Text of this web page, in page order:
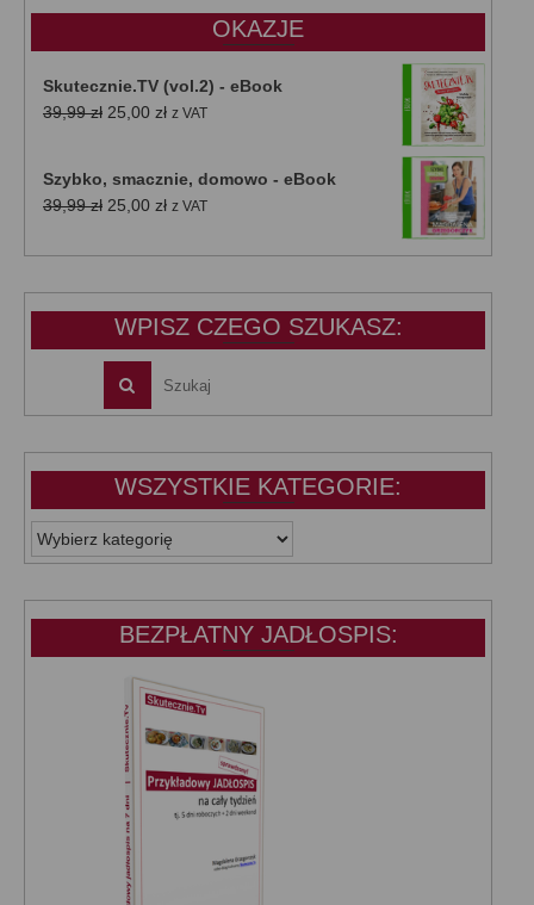
OKAZJE
Skutecznie.TV (vol.2) - eBook
39,99zł Pierwotna
39,99 zł.
25,00 złAktualna
25,00 zł.
z VAT
Szybko, smacznie, domowo - eBook
39,99zł Pierwotna
wynosiła:
25,00 złAktualna
wynosi:
z VAT
WPISZ CZEGO SZUKASZ:
WSZYSTKIE KATEGORIE:
WSZYSTKIE
KATEGORIE:
BEZPŁATNY JADŁOSPIS: